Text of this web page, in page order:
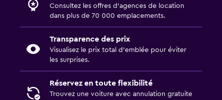
Consultez les offres d’agences de location
dans plus de 70 000 emplacements.
Transparence des prix
Visualisez le prix total d’emblée pour éviter
les surprises.
Réservez en toute flexibilité
Trouvez une voiture avec annulation gratuite